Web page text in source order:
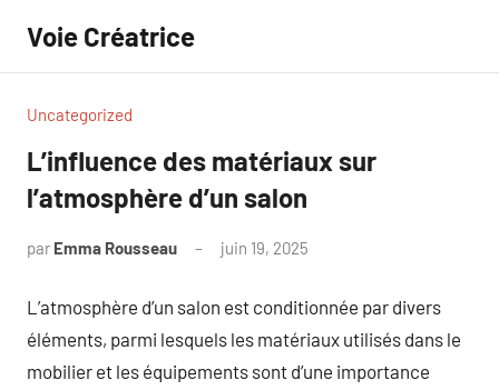
contenu
Voie Créatrice
Uncategorized
L’influence des matériaux sur
l’atmosphère d’un salon
par Emma Rousseau juin 19, 2025
L’atmosphère d’un salon est conditionnée par divers
éléments, parmi lesquels les matériaux utilisés dans le
mobilier et les équipements sont d’une importance